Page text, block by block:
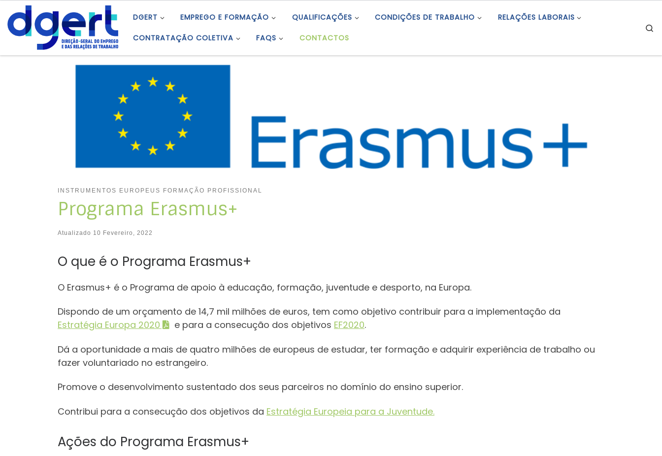
Skip to content DGERT EMPREGO E FORMAÇÃO QUALIFICAÇÕES CONDIÇÕES DE TRABALHO RELAÇÕES LABORAIS
CONTRATAÇÃO COLETIVA FAQS CONTACTOS
INSTRUMENTOS EUROPEUS FORMAÇÃO PROFISSIONAL
Programa Erasmus+
Atualizado 10 Fevereiro, 2022
O que é o Programa Erasmus+
O Erasmus+ é o Programa de apoio à educação, formação, juventude e desporto, na Europa.
Dispondo de um orçamento de 14,7 mil milhões de euros, tem como objetivo contribuir para a implementação da
Estratégia Europa 2020
e para a consecução dos objetivos EF2020.
Dá a oportunidade a mais de quatro milhões de europeus de estudar, ter formação e adquirir experiência de trabalho ou
fazer voluntariado no estrangeiro.
Promove o desenvolvimento sustentado dos seus parceiros no domínio do ensino superior.
Contribui para a consecução dos objetivos da Estratégia Europeia para a Juventude.
Ações do Programa Erasmus+